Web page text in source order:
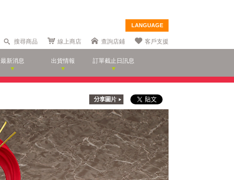
LANGUAGE
搜尋商品 線上商店 查詢店鋪 客戶支援
最新消息 出貨情報 訂單截止日訊息